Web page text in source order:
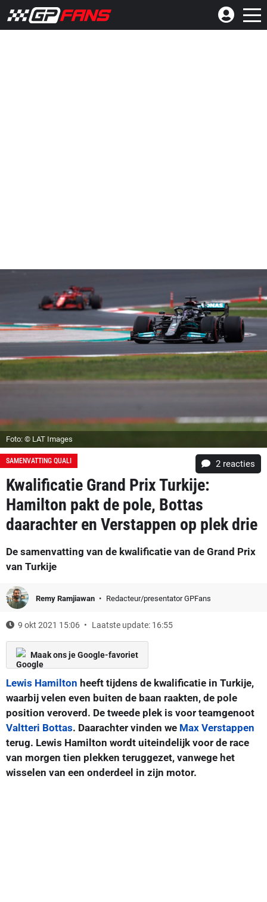
Foto: © LAT Images
SAMENVATTING QUALI 2 reacties
Kwalificatie Grand Prix Turkije:
Hamilton pakt de pole, Bottas
daarachter en Verstappen op plek drie
De samenvatting van de kwalificatie van de Grand Prix
van Turkije
Remy Ramjiawan Redacteur/presentator GPFans
9 okt 2021 15:06 Laatste update: 16:55
Maak ons je Google-favoriet
Lewis Hamilton heeft tijdens de kwalificatie in Turkije,
waarbij velen even buiten de baan raakten, de pole
position veroverd. De tweede plek is voor teamgenoot
Valtteri Bottas. Daarachter vinden we Max Verstappen
terug. Lewis Hamilton wordt uiteindelijk voor de race
van morgen tien plekken teruggezet, vanwege het
wisselen van een onderdeel in zijn motor.